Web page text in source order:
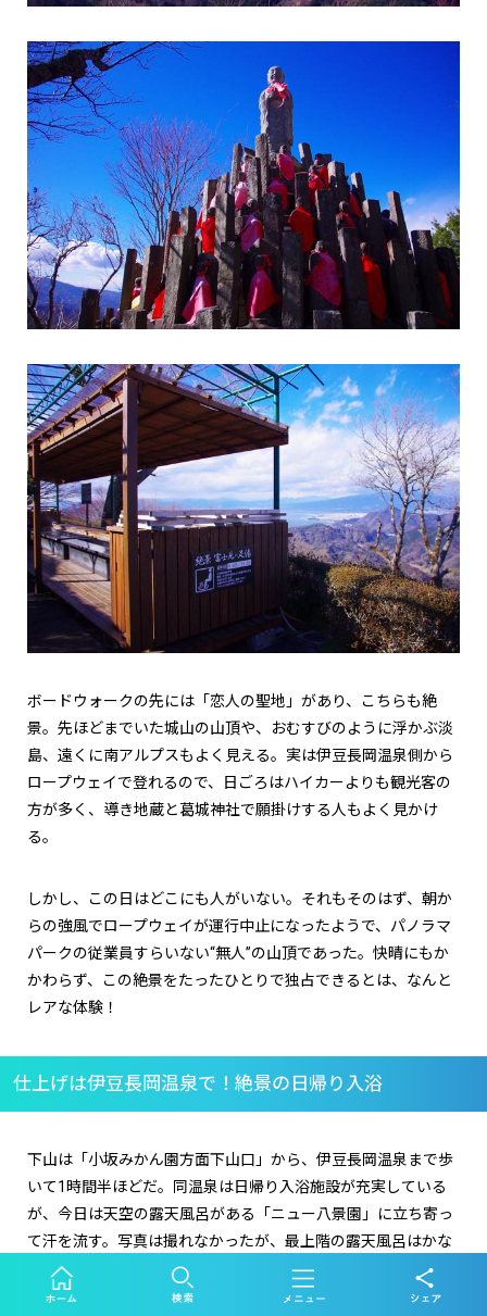
ボードウォークの先には「恋人の聖地」があり、こちらも絶
景。先ほどまでいた城山の山頂や、おむすびのように浮かぶ淡
島、遠くに南アルプスもよく見える。実は伊豆長岡温泉側から
ロープウェイで登れるので、日ごろはハイカーよりも観光客の
方が多く、導き地蔵と葛城神社で願掛けする人もよく見かけ
る。
しかし、この日はどこにも人がいない。それもそのはず、朝か
らの強風でロープウェイが運行中止になったようで、パノラマ
パークの従業員すらいない“無人”の山頂であった。快晴にもか
かわらず、この絶景をたったひとりで独占できるとは、なんと
レアな体験！
仕上げは伊豆長岡温泉で！絶景の日帰り入浴
下山は「小坂みかん園方面下山口」から、伊豆長岡温泉まで歩
いて1 時間半ほどだ。同温泉は日帰り入浴施設が充実している
が、今日は天空の露天風呂がある「ニュー八景園」に立ち寄っ
て汗を流す。写真は撮れなかったが、最上階の露天風呂はかな
り気持ちがいいのでオススメ。